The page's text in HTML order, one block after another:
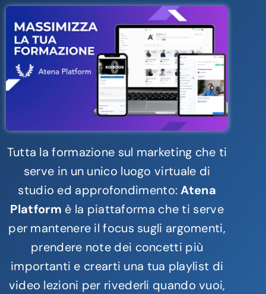
Tutta la formazione sul marketing che ti
serve in un unico luogo virtuale di
studio ed approfondimento:Atena
Platform è la piattaforma che ti serve
per mantenere il focus sugli argomenti,
prendere note dei concetti più
importanti e crearti una tua playlist di
video lezioni per rivederli quando vuoi,